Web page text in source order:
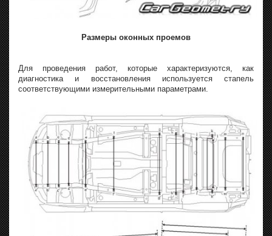
Размеры оконных проемов
Для проведения работ, которые характеризуются, как
диагностика и восстановления используется стапель
соответствующими измерительными параметрами.